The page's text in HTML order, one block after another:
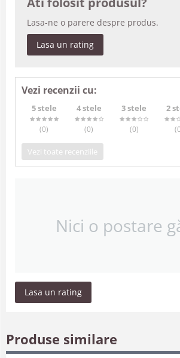
Lasa-ne o parere despre produs.
Lasa un rating
Vezi recenzii cu:
5 stele
(0)
4 stele
(0)
3 stele
(0)
2
(0
Vezi toate recenziile
Nici o postare
Lasa un rating
Produse similare